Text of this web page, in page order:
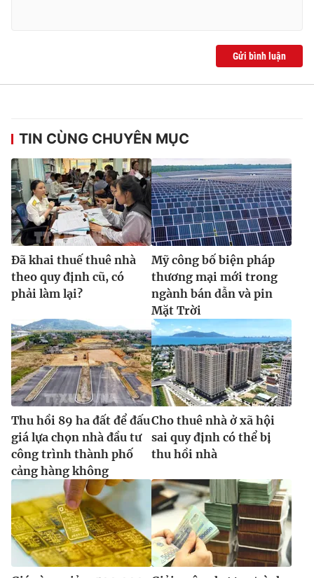
Gửi bình luận
TIN CÙNG CHUYÊN MỤC
Đã khai thuế thuê nhà
theo quy định cũ, có
phải làm lại?
Mỹ công bố biện pháp
thương mại mới trong
ngành bán dẫn và pin
Mặt Trời
Thu hồi 89 ha đất để đấu
giá lựa chọn nhà đầu tư
công trình thành phố
cảng hàng không
Cho thuê nhà ở xã hội
sai quy định có thể bị
thu hồi nhà